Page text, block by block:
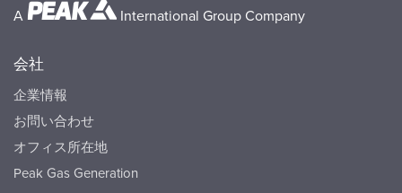
A International Group Company
会社
企業情報
お問い合わせ
オフィス所在地
Peak Gas Generation